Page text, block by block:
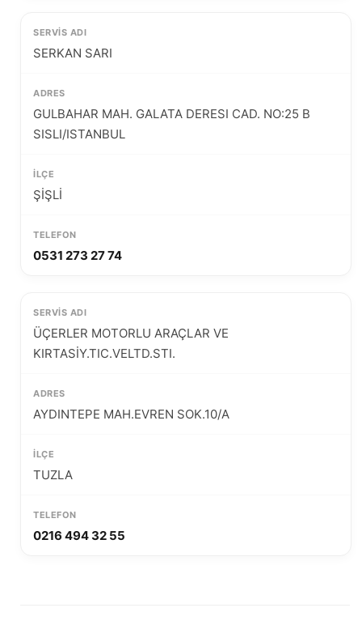
SERKAN SARI
GULBAHAR MAH. GALATA DERESI CAD. NO:25 B
SISLI/ISTANBUL
ŞİŞLİ
0531 273 27 74
ÜÇERLER MOTORLU ARAÇLAR VE
KIRTASİY.TIC.VELTD.STI.
AYDINTEPE MAH.EVREN SOK.10/A
TUZLA
0216 494 32 55